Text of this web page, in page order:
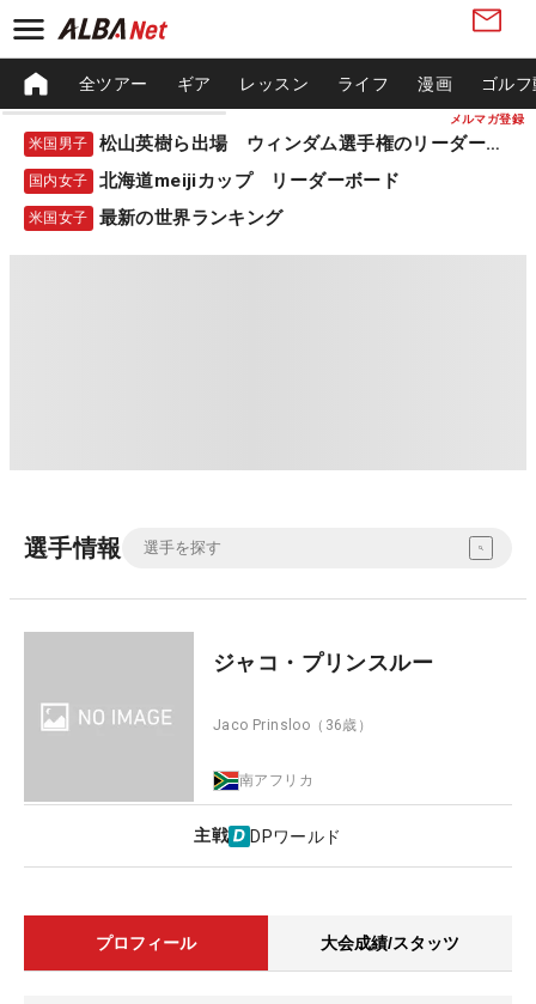
メルマガ登録
全ツアー ギア レッスン ライフ 漫画 ゴル
米国男子 松山英樹ら出場 ウィンダム選手権のリーダーボード
国内女子 北海道meijiカップ リーダーボード
米国女子 最新の世界ランキング
選手情報
ジャコ・プリンスルー
Jaco Prinsloo （36歳）
南アフリカ
主戦 DPワールド
プロフィール 大会成績/スタッツ